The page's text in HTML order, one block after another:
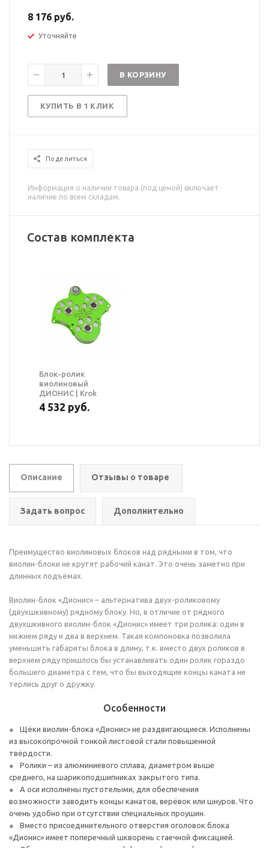
8 176 руб.
Уточняйте
В КОРЗИНУ
КУПИТЬ В 1 КЛИК
Поделиться
Информация о наличии товара (под ценой) включает
наличие по всем складам.
Состав комплекта
Блок-ролик
виолиновый
ДИОНИС | Krok
4 532 руб.
Описание Отзывы о товаре
Задать вопрос Дополнительно
Преимущество виолиновых блоков над рядными в том, что
виолин-блоки не крутят рабочий канат. Это очень заметно при
длинных подъёмах.
Виолин-блок «Дионис» – альтернатива двух-роликовому
(двухшкивному) рядному блоку. Но, в отличие от рядного
двухшкивного виолин-блок «Дионис» имеет три ролика: один в
нижнем ряду и два в верхнем. Такая компоновка позволила
уменьшить габариты блока в длину, т.к. вместо двух роликов в
верхнем ряду пришлось бы устанавливать один ролик гораздо
большего диаметра с тем, что бы выходящие концы каната не
терлись друг о дружку.
Особенности
Щёки виолин-блока «Дионис» не раздвигающиеся. Исполнены
из высокопрочной тонкой листовой стали повышенной
твёрдости.
Ролики – из алюминиевого сплава, диаметром выше
среднего, на шарикоподшипниках закрытого типа.
А оси исполнены пустотелыми, для обеспечения
возможности заводить концы канатов, верёвок или шнуров. Что
очень удобно при отсутствии специальных проушин.
Вместо присоединительного отверстия оголовок блока
«Дионис» имеет поперечный шкворень с гаечной фиксацией.